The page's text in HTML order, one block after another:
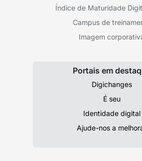
Índice de Maturidade
Campus de
Imagem
Portais em
Digichanges
É seu
Identidade digital
Ajude-nos a